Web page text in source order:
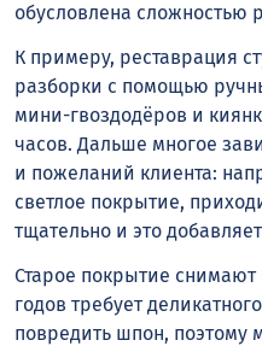
обусловлена сложностью
К примеру, реставрация
разборки с помощью
мини-гвоздодёров и
часов. Дальше многое
и пожеланий клиента:
светлое покрытие,
тщательно и это
Старое покрытие
годов требует
повредить шпон, поэтому